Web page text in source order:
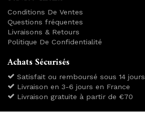
Conditions De Ventes
Questions fréquentes
Livraisons & Retours
Politique De Confidentialité
Achats Sécurisés
Satisfait ou remboursé sous 14 jours
Livraison en 3-6 jours en France
Livraison gratuite à partir de €70